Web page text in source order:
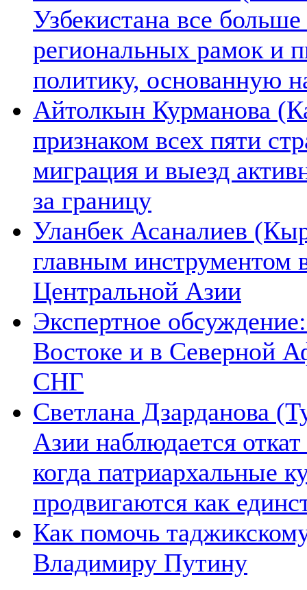
Узбекистана все
региональных рамок и
политику, основанную
Айтолкын Курманова
признаком всех пяти
миграция и выезд
за границу
Уланбек Асаналиев
главным инструментом
Центральной Азии
Экспертное
Востоке и в Северной
СНГ
Светлана Дзарданова
Азии наблюдается
когда патриархальные
продвигаются как
Как помочь
Владимиру Путину